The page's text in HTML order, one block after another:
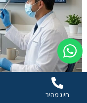
בחירת טיפול שיניים היא החלטה
חיוג מהיר